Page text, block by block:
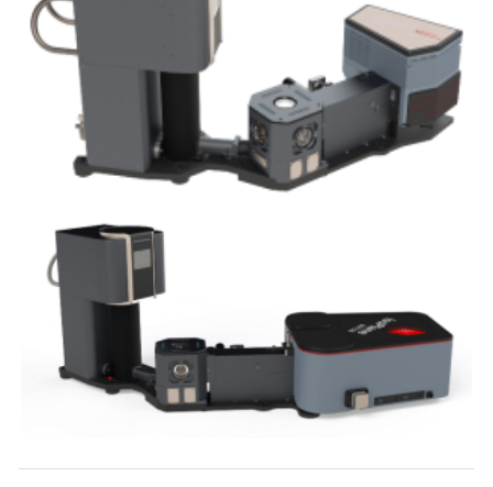
低温显微拉曼
单层石墨烯的2D能带拉曼峰位随温度升高向低能量端移动（5K-300K）